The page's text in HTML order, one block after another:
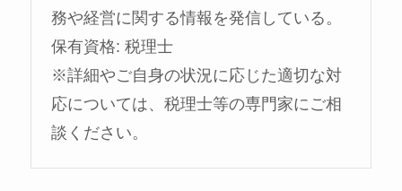
務や経営に関する情報を発信している。
保有資格: 税理士
※詳細やご自身の状況に応じた適切な対
応については、税理士等の専門家にご相
談ください。